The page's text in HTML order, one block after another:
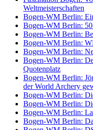
Weltmeisterschaften
Bogen-WM Berlin:
Bogen-WM Berlin:
Bogen-WM Berlin:
Bogen-WM Berlin:
Bogen-WM Berlin:
Bogen-WM Berlin:
Quotenplatz
Bogen-WM Berlin:
der World Archery
Bogen-WM Berlin:
Bogen-WM Berlin:
Bogen-WM Berlin:
Bogen-WM Berlin: